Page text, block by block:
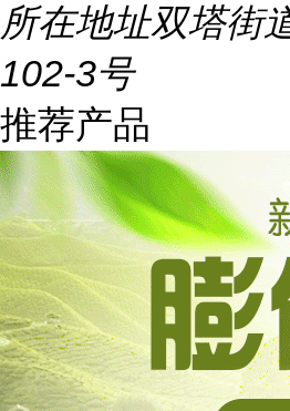
所在地址双塔街
102-3号
推荐产品